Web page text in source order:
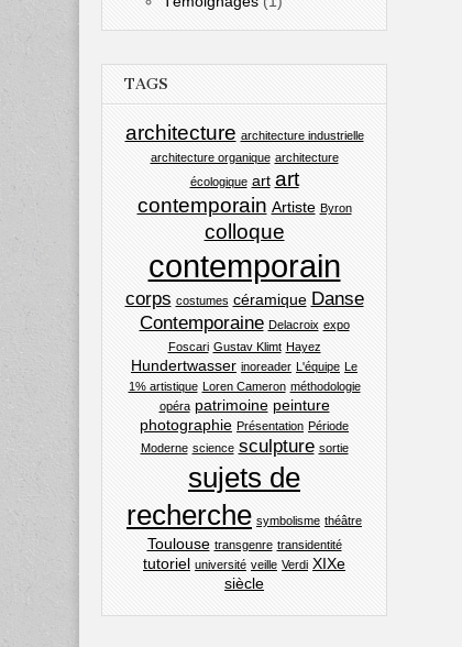
TAGS
architecture architecture industrielle
architecture organique architecture
écologique art art
contemporain Artiste Byron
colloque
contemporain
corps costumes céramique Danse
Contemporaine Delacroix expo
Foscari Gustav Klimt Hayez
Hundertwasser inoreader L'équipe Le
1% artistique Loren Cameron méthodologie
opéra patrimoine peinture
photographie Présentation Période
Moderne science sculpture sortie
sujets de
recherche symbolisme théâtre
Toulouse transgenre transidentité
tutoriel université veille Verdi XIXe
siècle